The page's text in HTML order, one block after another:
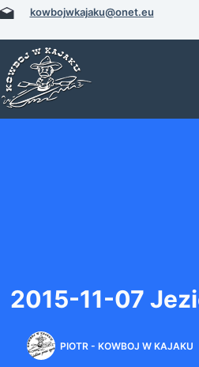
Przejdź
treści
kowbojwkajaku@onet.eu
2015-11-07
PIOTR - KOWBOJ W KAJAKU